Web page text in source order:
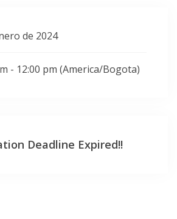
de 2024
- 12:00 pm (America/Bogota)
Deadline Expired!!